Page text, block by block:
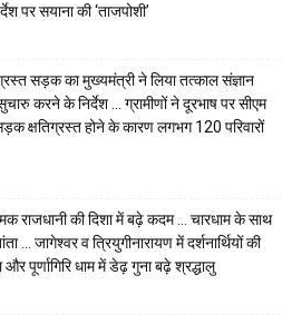
पर सयाना की ‘ताजपोशी’
सड़क का मुख्यमंत्री ने लिया तत्काल संज्ञान
करने के निर्देश … ग्रामीणों ने दूरभाष पर सीएम
क्षतिग्रस्त होने के कारण लगभग 120 परिवारों
राजधानी की दिशा में बढ़े कदम … चारधाम के साथ
… जागेश्वर व त्रियुगीनारायण में दर्शनार्थियों की
और पूर्णागिरि धाम में डेढ़ गुना बढ़े श्रद्धालु